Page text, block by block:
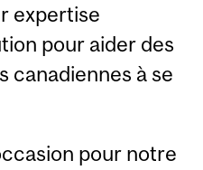
expertise
pour aider des
canadiennes à se
pour notre